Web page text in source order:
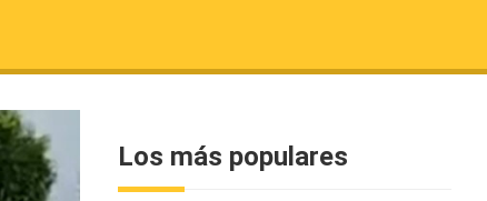
Los más populares